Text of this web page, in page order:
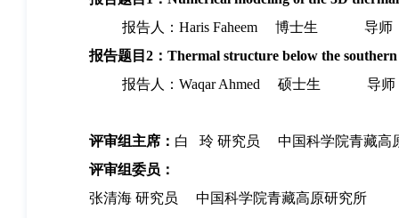
报告人：Haris Faheem 博士生 导师
报告题目2 ： Thermal structure below the
报告人：Waqar Ahmed 硕士生 导师
评审组主席： 白 玲 研究员 中国科学院青藏高
评审组委员：
张清海 研究员 中国科学院青藏高原研究所